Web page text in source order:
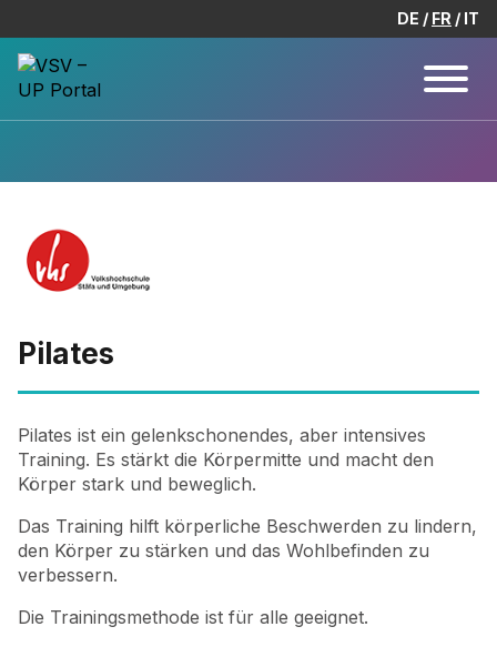
DE FR IT
Pilates
Pilates ist ein gelenkschonendes, aber intensives
Training. Es stärkt die Körpermitte und macht den
Körper stark und beweglich.
Das Training hilft körperliche Beschwerden zu lindern,
den Körper zu stärken und das Wohlbefinden zu
verbessern.
Die Trainingsmethode ist für alle geeignet.